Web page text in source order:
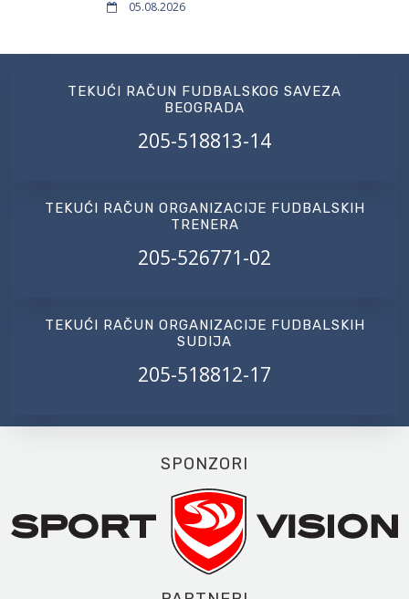
05.08.2026
TEKUĆI RAČUN FUDBALSKOG SAVEZA
BEOGRADA
205-518813-14
TEKUĆI RAČUN ORGANIZACIJE FUDBALSKIH
TRENERA
205-526771-02
TEKUĆI RAČUN ORGANIZACIJE FUDBALSKIH
SUDIJA
205-518812-17
SPONZORI